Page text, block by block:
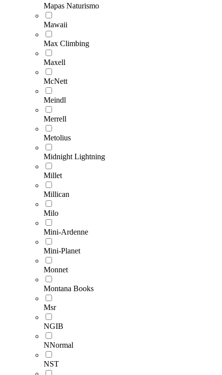
Mapas Naturismo
Mawaii
Max Climbing
Maxell
McNett
Meindl
Merrell
Metolius
Midnight Lightning
Millet
Millican
Milo
Mini-Ardenne
Mini-Planet
Monnet
Montana Books
Msr
NGIB
NNormal
NST